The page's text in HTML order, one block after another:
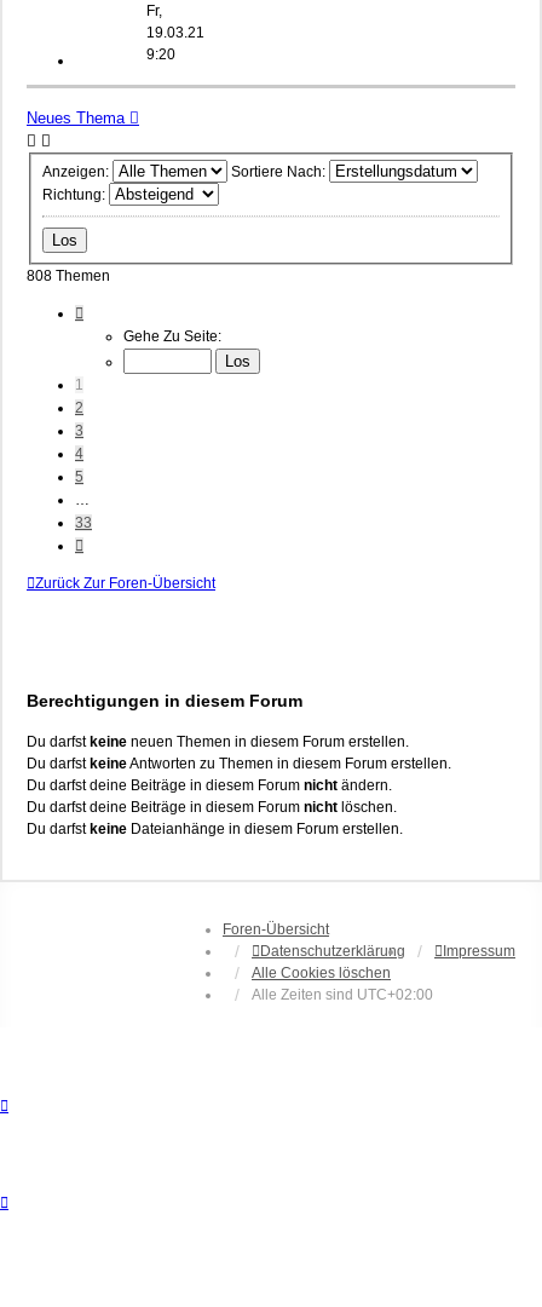
Fr,
19.03.21
9:20
Neues Thema
Anzeigen:
Sortiere Nach:
Richtung:
808 Themen
Von
Gehe Zu Seite:
1
2
3
4
5
…
33
Zurück Zur Foren-Übersicht
Berechtigungen in diesem Forum
Du darfst keine neuen Themen in diesem Forum erstellen.
Du darfst keineAntworten zu Themen in diesem Forum erstellen.
Du darfst deine Beiträge in diesem Forum nicht ändern.
Du darfst deine Beiträge in diesem Forum nicht löschen.
Du darfst keine Dateianhänge in diesem Forum erstellen.
Foren-Übersicht
Datenschutzerklärung
Impressum
Alle Cookies löschen
Alle Zeiten sind UTC+02:00